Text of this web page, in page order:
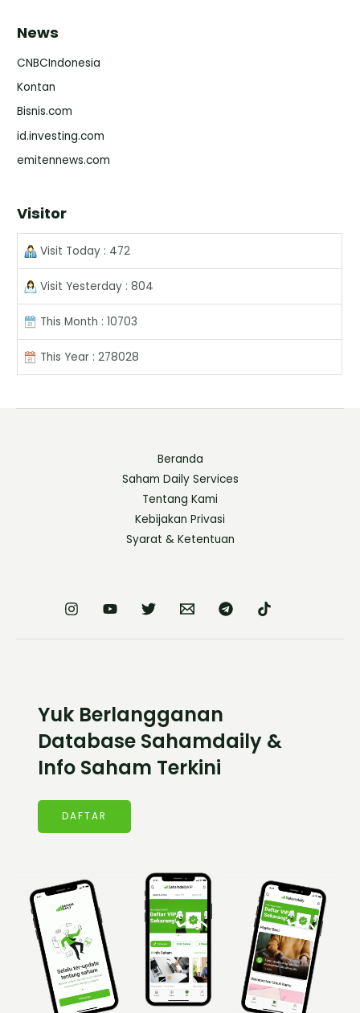
News
CNBCIndonesia
Kontan
Bisnis.com
id.investing.com
emitennews.com
Visitor
Visit Today : 472
Visit Yesterday : 804
This Month : 10703
This Year : 278028
Beranda
Saham Daily Services
Tentang Kami
Kebijakan Privasi
Syarat & Ketentuan
Yuk Berlangganan
Database Sahamdaily &
Info Saham Terkini
DAFTAR